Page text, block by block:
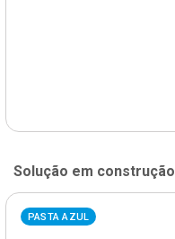
Solução em construção
PASTA AZUL